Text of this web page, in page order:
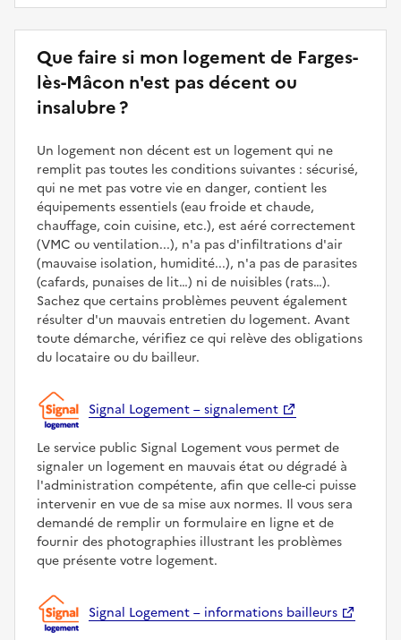
Que faire si mon logement de Farges-
lès-Mâcon n'est pas décent ou
insalubre ?
Un logement non décent est un logement qui ne
remplit pas toutes les conditions suivantes : sécurisé,
qui ne met pas votre vie en danger, contient les
équipements essentiels (eau froide et chaude,
chauffage, coin cuisine, etc.), est aéré correctement
(VMC ou ventilation...), n'a pas d'infiltrations d'air
(mauvaise isolation, humidité...), n'a pas de parasites
(cafards, punaises de lit…) ni de nuisibles (rats…).
Sachez que certains problèmes peuvent également
résulter d'un mauvais entretien du logement. Avant
toute démarche, vérifiez ce qui relève des obligations
du locataire ou du bailleur.
Signal Logement – signalement
Le service public Signal Logement vous permet de
signaler un logement en mauvais état ou dégradé à
l'administration compétente, afin que celle-ci puisse
intervenir en vue de sa mise aux normes. Il vous sera
demandé de remplir un formulaire en ligne et de
fournir des photographies illustrant les problèmes
que présente votre logement.
Signal Logement – informations bailleurs